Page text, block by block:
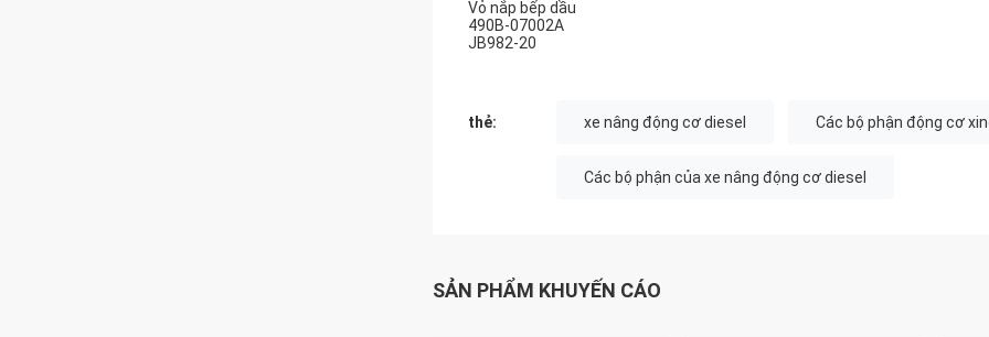
Vỏ nắp bếp dầu
490B-07002A
JB982-20
thẻ: xe nâng động cơ diesel Các bộ phận động cơ
Các bộ phận của xe nâng động cơ diesel
SẢN PHẨM KHUYẾN CÁO